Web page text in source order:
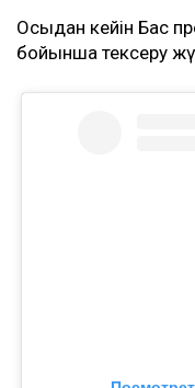
Осыдан кейін Бас
бойынша тексеру